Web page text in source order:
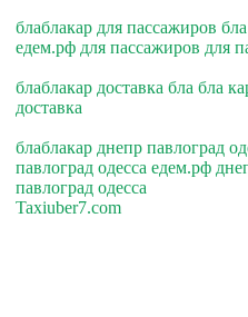
блаблакар для пассажиров
едем.рф для пассажиров для
блаблакар доставка бла бла
доставка
блаблакар днепр павлоград
павлоград одесса едем.рф
павлоград одесса
Taxiuber7.com